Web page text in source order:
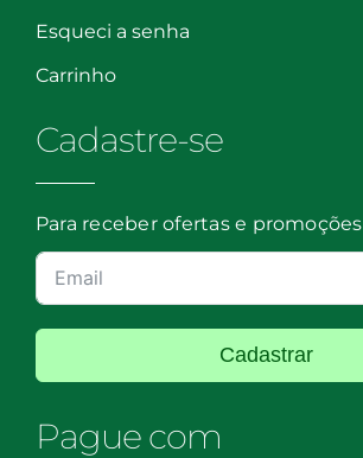
Esqueci a senha
Carrinho
Cadastre-se
Para receber ofertas e promoções
Cadastrar
Pague com